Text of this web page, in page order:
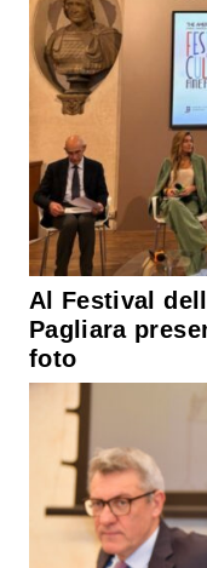
Al Festival
Pagliara
foto